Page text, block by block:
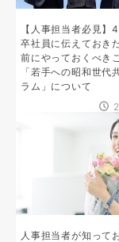
【人事担当者必見】
卒社員に伝えておき
前にやっておくべき
「若手への昭和世代
ラム」について
人事担当者が知って